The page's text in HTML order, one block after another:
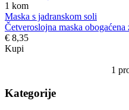
1 kom
Maska s jadranskom soli
Četveroslojna maska
€ 8,35
Kupi
1
Kategorije